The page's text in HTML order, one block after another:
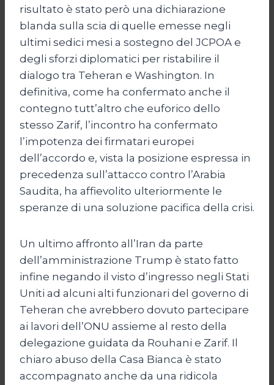
risultato è stato però una dichiarazione
blanda sulla scia di quelle emesse negli
ultimi sedici mesi a sostegno del JCPOA e
degli sforzi diplomatici per ristabilire il
dialogo tra Teheran e Washington. In
definitiva, come ha confermato anche il
contegno tutt’altro che euforico dello
stesso Zarif, l’incontro ha confermato
l’impotenza dei firmatari europei
dell’accordo e, vista la posizione espressa in
precedenza sull’attacco contro l’Arabia
Saudita, ha affievolito ulteriormente le
speranze di una soluzione pacifica della crisi.
Un ultimo affronto all’Iran da parte
dell’amministrazione Trump è stato fatto
infine negando il visto d’ingresso negli Stati
Uniti ad alcuni alti funzionari del governo di
Teheran che avrebbero dovuto partecipare
ai lavori dell’ONU assieme al resto della
delegazione guidata da Rouhani e Zarif. Il
chiaro abuso della Casa Bianca è stato
accompagnato anche da una ridicola